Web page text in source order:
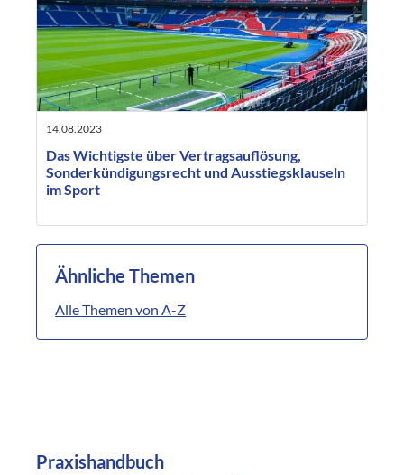
14.08.2023
Das Wichtigste über Vertragsauflösung,
Sonderkündigungsrecht und Ausstiegsklauseln
im Sport
Ähnliche Themen
Alle Themen von A-Z
Praxishandbuch